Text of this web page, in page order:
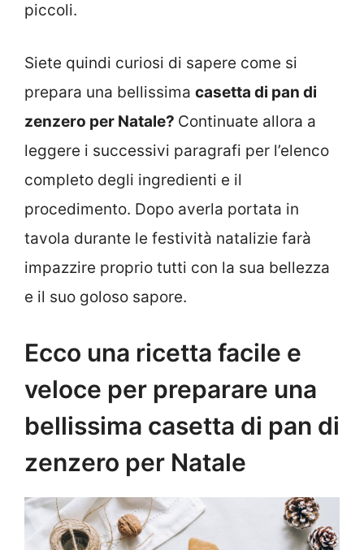
piccoli.
Siete quindi curiosi di sapere come si
prepara una bellissima casetta di pan di
zenzero per Natale? Continuate allora a
leggere i successivi paragrafi per l’elenco
completo degli ingredienti e il
procedimento. Dopo averla portata in
tavola durante le festività natalizie farà
impazzire proprio tutti con la sua bellezza
e il suo goloso sapore.
Ecco una ricetta facile e
veloce per preparare una
bellissima casetta di pan di
zenzero per Natale